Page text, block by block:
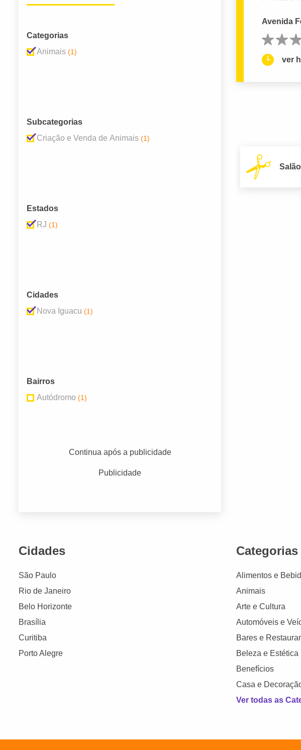
Categorias
Animais (1)
Subcategorias
Criação e Venda de Animais (1)
Estados
RJ (1)
Cidades
Nova Iguacu (1)
Bairros
Autódromo (1)
Continua após a publicidade
Publicidade
Avenida
ver
Cidades
São Paulo
Rio de Janeiro
Belo Horizonte
Brasília
Curitiba
Porto Alegre
Categorias
Alimentos e
Animais
Arte e Cultura
Automóveis e
Bares e
Beleza e Estética
Benefícios
Casa e
Ver todas as